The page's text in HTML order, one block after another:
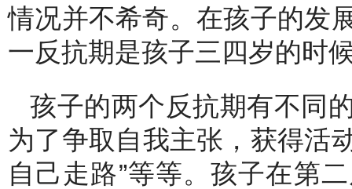
情况并不希奇。在孩子的发
一反抗期是孩子三四岁的时
孩子的两个反抗期有不同
为了争取自我主张，获得活
自己走路”等等。孩子在第